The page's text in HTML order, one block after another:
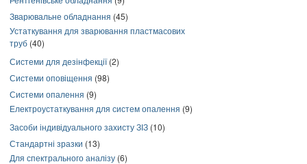
Зварювальне обладнання (45)
Устаткування для зварювання пластмасових
труб (40)
Системи для дезінфекції(2)
Системи оповіщення (98)
Системи опалення (9)
Електроустаткування для систем опалення (9)
Засоби індивідуального захисту ЗІЗ (10)
Стандартні зразки (13)
Для спектрального аналізу (6)